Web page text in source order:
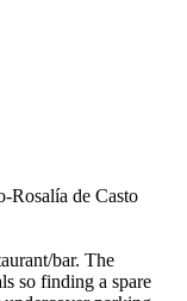
Rosalía de Casto
bar. The
so finding a spare